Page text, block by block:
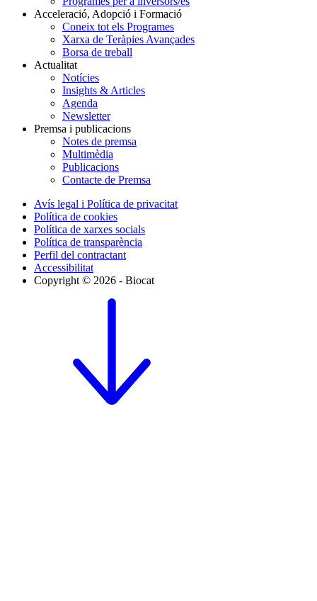
Acceleració, Adopció i Formació
Coneix tot els Programes
Xarxa de Teràpies Avançades
Borsa de treball
Actualitat
Notícies
Insights & Articles
Agenda
Newsletter
Premsa i publicacions
Notes de premsa
Multimèdia
Publicacions
Contacte de Premsa
Avís legal i Política de privacitat
Política de cookies
Política de xarxes socials
Política de transparència
Perfil del contractant
Accessibilitat
Copyright © 2026 - Biocat